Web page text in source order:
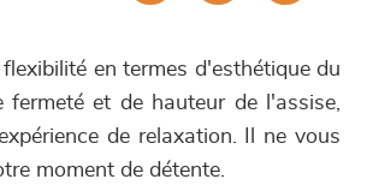
en termes d'esthétique du
et de hauteur de l'assise,
de relaxation. Il ne vous
moment de détente.